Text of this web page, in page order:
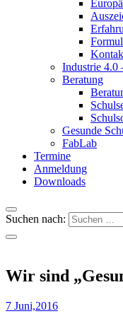
Industrie 4.0
Beratung
Gesunde
FabLab
Termine
Anmeldung
Downloads
Suchen nach:
Wir sind
7 Juni,2016